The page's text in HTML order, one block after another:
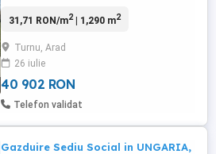
Strada asfaltata, zona f linistita. Poate fi
de soseaua principala la 150m. Str Liliom
utca nr 15.
31,71 RON/m2| 1,290 m2
Turnu, Arad
26 iulie
40 902 RON
Telefon validat
Gazduire Sediu Social in UNGARIA,